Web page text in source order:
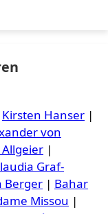
Kirsten Hanser |
von
|
Graf-
Berger | Bahar
Missou |